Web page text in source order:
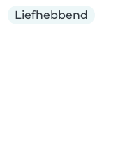
Liefhebbend